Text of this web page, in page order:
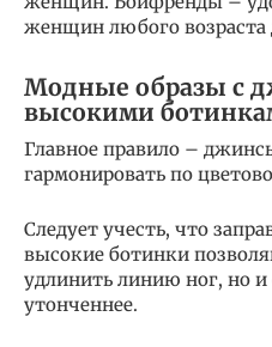
женщин любого
Модные образы с
высокими
Главное правило –
гармонировать по
Следует учесть, что
высокие ботинки
удлинить линию ног, но и
утонченнее.